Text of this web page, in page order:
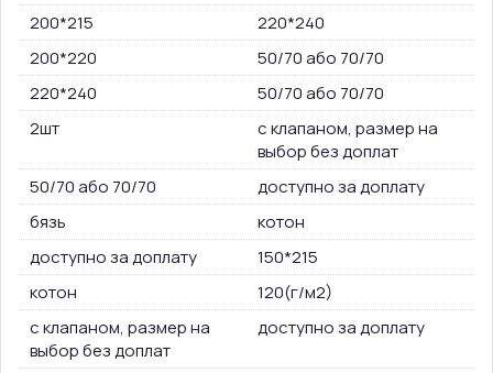
200*215
220*240
200*220
50/70 або 70/70
220*240
50/70 або 70/70
2шт
с клапаном, размер на
выбор без доплат
50/70 або 70/70
доступно за доплату
бязь
котон
доступно за доплату
150*215
котон
120(г/м2)
с клапаном, размер на
выбор без доплат
доступно за доплату